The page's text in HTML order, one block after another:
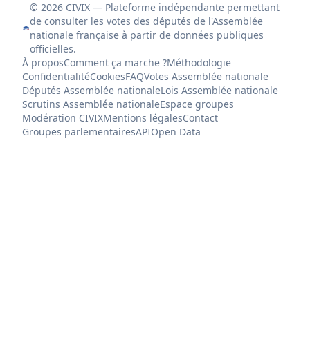
© 2026 CIVIX — Plateforme indépendante permettant
de consulter les votes des députés de l'Assemblée
nationale française à partir de données publiques
officielles.
À proposComment ça marche ?Méthodologie
ConfidentialitéCookiesFAQVotes Assemblée nationale
Députés Assemblée nationaleLois Assemblée nationale
Scrutins Assemblée nationaleEspace groupes
Modération CIVIXMentions légalesContact
Groupes parlementairesAPIOpen Data